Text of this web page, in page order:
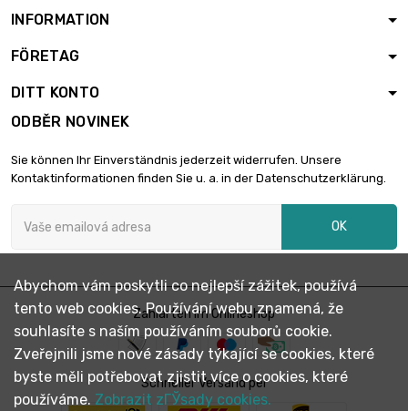
INFORMATION
FÖRETAG
DITT KONTO
ODBĚR NOVINEK
Sie können Ihr Einverständnis jederzeit widerrufen. Unsere
Kontaktinformationen finden Sie u. a. in der Datenschutzerklärung.
OK
Zahlarten im Onlineshop
Schneller Versand per
Abychom vám poskytli co nejlepší zážitek, používá
tento web cookies. Používání webu znamená, že
souhlasíte s naším používáním souborů cookie.
Zveřejnili jsme nové zásady týkající se cookies, které
byste měli potřebovat zjistit více o cookies, které
používáme. Zobrazit zГЎsady cookies.